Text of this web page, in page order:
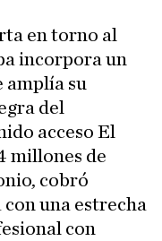
en torno al
incorpora un
amplía su
del
acceso El
millones de
cobró
una estrecha
con